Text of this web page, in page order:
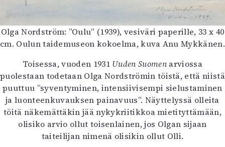
Olga Nordström: ”Oulu” (1939), vesiväri paperille, 33 x 40
cm. Oulun taidemuseon kokoelma, kuva Anu Mykkänen.
Toisessa, vuoden 1931 Uuden Suomen arviossa
puolestaan todetaan Olga Nordströmin töistä, että niistä
puuttuu ”syventyminen, intensiivisempi sielustaminen
ja luonteenkuvauksen painavuus”. Näyttelyssä olleita
töitä näkemättäkin jää nykykriitikkoa mietityttämään,
olisiko arvio ollut toisenlainen, jos Olgan sijaan
taiteilijan nimenä olisikin ollut Olli.